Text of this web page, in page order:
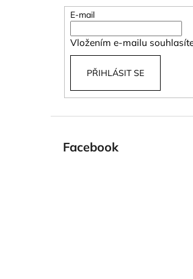
E-mail
Vložením e-mailu
PŘIHLÁSIT SE
Facebook